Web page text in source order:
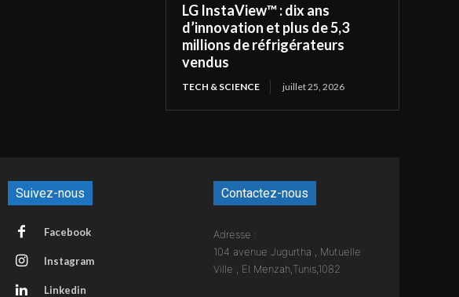
LG InstaView™ : dix ans
d’innovation et plus de 5,3
millions de réfrigérateurs
vendus
TECH & SCIENCE juillet 25, 2026
Suivez-nous
Facebook
Instagram
Linkedin
Contactez-nous
Adresse :
104 avenue Jugurtha , Mutuelle
Ville , El Menzah,Tunis,1082